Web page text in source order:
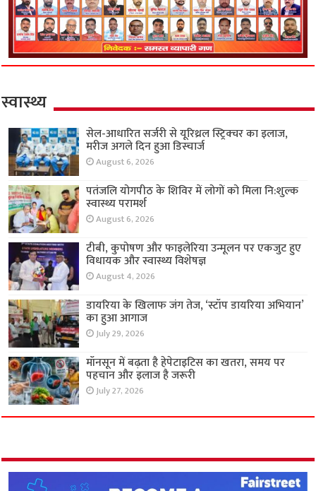
स्वास्थ्य
सेल-आधारित सर्जरी से यूरिथ्रल स्ट्रिक्चर का इलाज,
मरीज अगले दिन हुआ डिस्चार्ज
August 6, 2026
पतंजलि योगपीठ के शिविर में लोगों को मिला नि:शुल्क
स्वास्थ्य परामर्श
August 6, 2026
टीबी, कुपोषण और फाइलेरिया उन्मूलन पर एकजुट हुए
विधायक और स्वास्थ्य विशेषज्ञ
August 4, 2026
डायरिया के खिलाफ जंग तेज, ‘स्टॉप डायरिया अभियान’
का हुआ आगाज
July 29, 2026
मॉनसून में बढ़ता है हेपेटाइटिस का खतरा, समय पर
पहचान और इलाज है जरूरी
July 27, 2026